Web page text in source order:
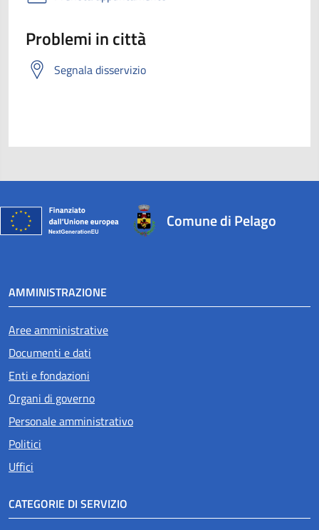
Problemi in città
Segnala disservizio
Comune di Pelago
AMMINISTRAZIONE
Aree amministrative
Documenti e dati
Enti e fondazioni
Organi di governo
Personale amministrativo
Politici
Uffici
CATEGORIE DI SERVIZIO